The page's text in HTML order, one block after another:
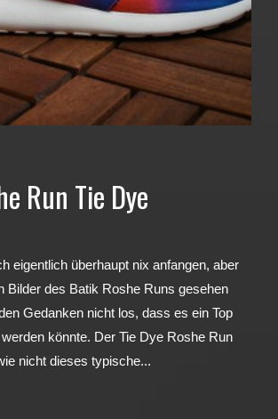
Run Tie Dye
eigentlich überhaupt nix anfangen, aber
Bilder des Batik Roshe Runs gesehen
Gedanken nicht los, dass es ein Top
könnte. Der Tie Dye Roshe Run
nicht dieses typische...